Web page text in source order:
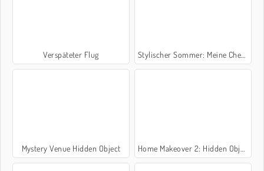
Verspäteter Flug Stylischer Sommer: Meine Checkliste
Mystery Venue Hidden Object Home Makeover 2: Hidden Objects